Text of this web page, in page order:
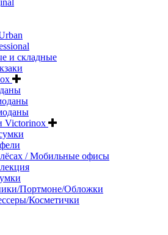
и складные
Victorinox
/ Мобильные офисы
Портмоне/Обложки
Косметички